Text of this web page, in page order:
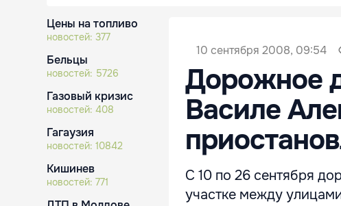
Цены на топливо
новостей: 377
Бельцы
новостей: 5726
Газовый кризис
новостей: 408
Гагаузия
новостей: 10842
Кишинев
новостей: 771
10 сентября 2008, 09:54
Дорожное
Василе
С 10 по 26 сентября
участке между